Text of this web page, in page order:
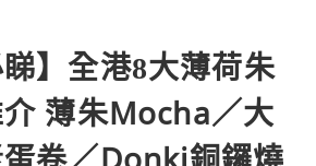
睇】全港8大薄荷朱
薄朱Mocha／大